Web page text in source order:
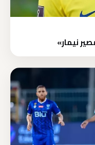
نيمار»